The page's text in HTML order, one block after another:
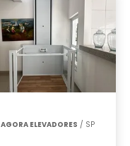
AGORA ELEVADORES / SP